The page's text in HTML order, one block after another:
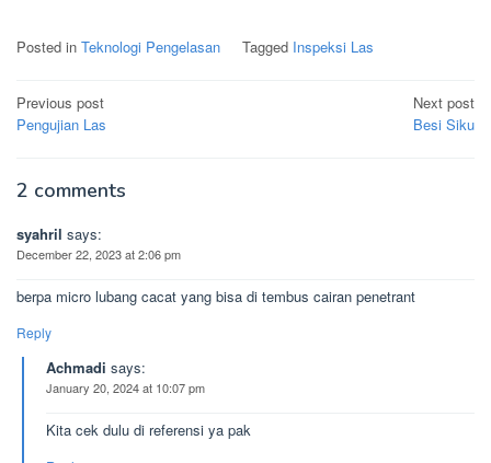
Posted in Teknologi Pengelasan Tagged Inspeksi Las
Post
navigation
Previous post
Pengujian Las
Next post
Besi Siku
2 comments
syahril says:
December 22, 2023 at 2:06 pm
berpa micro lubang cacat yang bisa di tembus cairan penetrant
Reply
Achmadi says:
January 20, 2024 at 10:07 pm
Kita cek dulu di referensi ya pak